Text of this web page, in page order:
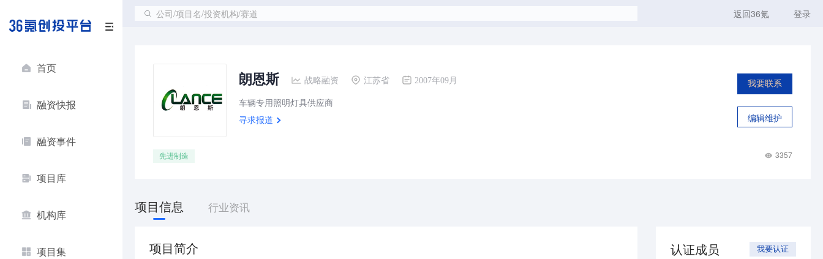
首页
融资快报
融资事件
项目库
机构库
项目集
公司/项目名/投资机构/赛道 返回36氪 登录
朗恩斯 战略融资 江苏省 2007年09月
车辆专用照明灯具供应商
寻求报道
我要联系
编辑维护
先进制造 3357
项目信息 行业资讯
项目简介 认证成员 我要认证